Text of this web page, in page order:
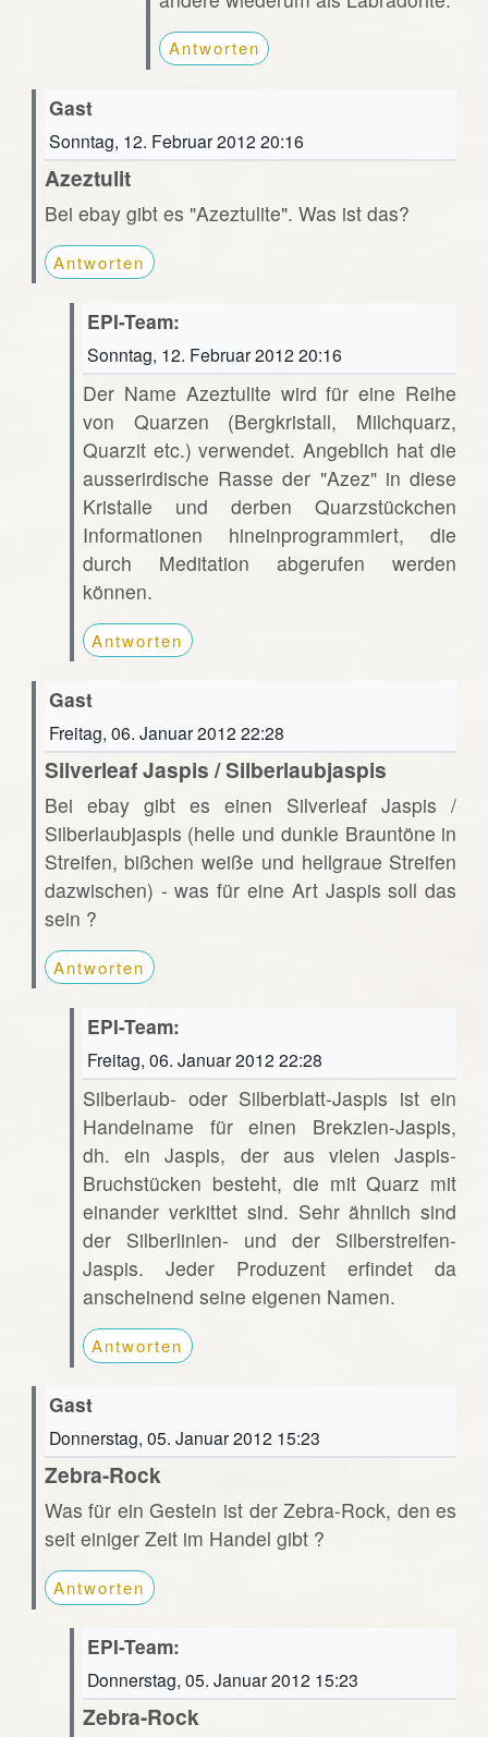
Antworten
Gast
Sonntag, 12. Februar 2012 20:16
Azeztulit
Bei ebay gibt es "Azeztulite". Was ist das?
Antworten
EPI-Team:
Sonntag, 12. Februar 2012 20:16
Der Name Azeztulite wird für eine Reihe
von Quarzen (Bergkristall, Milchquarz,
Quarzit etc.) verwendet. Angeblich hat die
ausserirdische Rasse der "Azez" in diese
Kristalle und derben Quarzstückchen
Informationen hineinprogrammiert, die
durch Meditation abgerufen werden
können.
Antworten
Gast
Freitag, 06. Januar 2012 22:28
Silverleaf Jaspis / Silberlaubjaspis
Bei ebay gibt es einen Silverleaf Jaspis /
Silberlaubjaspis (helle und dunkle Brauntöne in
Streifen, bißchen weiße und hellgraue Streifen
dazwischen) - was für eine Art Jaspis soll das
sein ?
Antworten
EPI-Team:
Freitag, 06. Januar 2012 22:28
Silberlaub- oder Silberblatt-Jaspis ist ein
Handelname für einen Brekzien-Jaspis,
dh. ein Jaspis, der aus vielen Jaspis-
Bruchstücken besteht, die mit Quarz mit
einander verkittet sind. Sehr ähnlich sind
der Silberlinien- und der Silberstreifen-
Jaspis. Jeder Produzent erfindet da
anscheinend seine eigenen Namen.
Antworten
Gast
Donnerstag, 05. Januar 2012 15:23
Zebra-Rock
Was für ein Gestein ist der Zebra-Rock, den es
seit einiger Zeit im Handel gibt ?
Antworten
EPI-Team:
Donnerstag, 05. Januar 2012 15:23
Zebra-Rock